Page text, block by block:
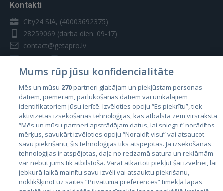
Kontakti
City24 SIA, (40003692375)
28259069 (darba dien. 09-17)
contact@getapro.lv
Valstis
Igaunija
Latvija
Lietuva
Mums rūp jūsu konfidencialitāte
Mēs un mūsu 270partneri glabājam un piekļūstam personas
datiem, piemēram, pārlūkošanas datiem vai unikālajiem
identifikatoriem jūsu ierīcē. Izvēloties opciju “Es piekrītu”, tiek
aktivizētas izsekošanas tehnoloģijas, kas atbalsta zem virsraksta
“Mēs un mūsu partneri apstrādājam datus, lai sniegtu” norādītos
mērķus, savukārt izvēloties opciju “Noraidīt visu” vai atsaucot
savu piekrišanu, šīs tehnoloģijas tiks atspējotas. Ja izsekošanas
tehnoloģijas ir atspējotas, daļa no redzamā satura un reklāmām
var nebūt jums tik atbilstoša. Varat atkārtoti piekļūt šai izvēlnei, lai
jebkurā laikā mainītu savu izvēli vai atsauktu piekrišanu,
noklikšķinot uz saites “Privātuma preferences” tīmekļa lapas